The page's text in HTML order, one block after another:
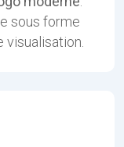
sous forme
visualisation.